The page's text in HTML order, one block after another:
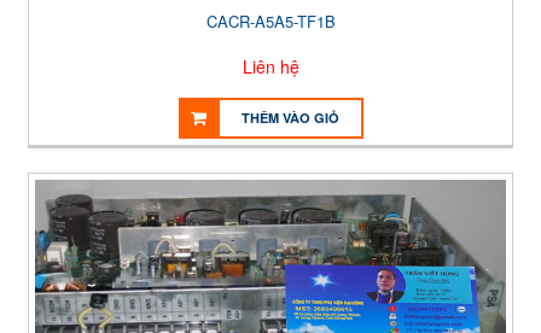
CACR-A5A5-TF1B
Liên hệ
THÊM VÀO GIỎ